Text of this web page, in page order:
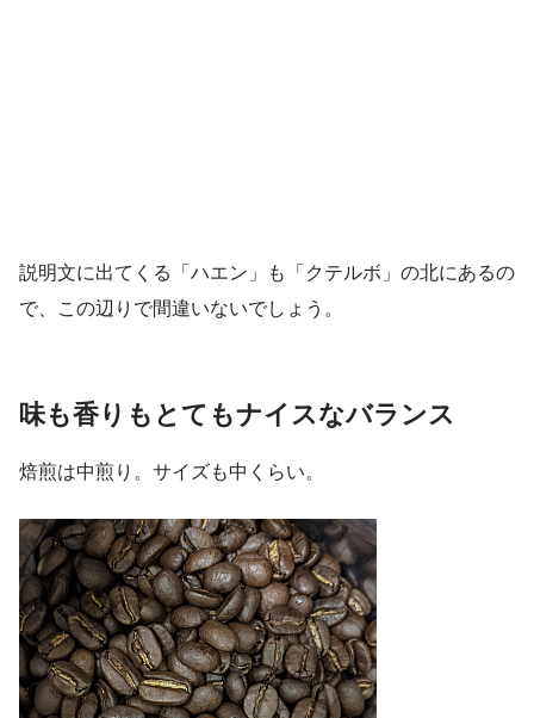
説明文に出てくる「ハエン」も「クテルボ」の北にあるの
で、この辺りで間違いないでしょう。
味も香りもとてもナイスなバランス
焙煎は中煎り。サイズも中くらい。